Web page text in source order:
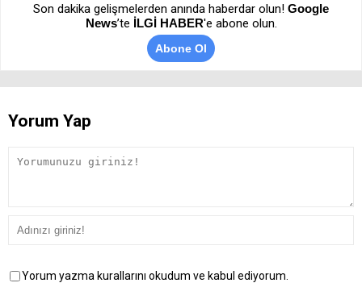
Son dakika gelişmelerden anında haberdar olun! Google
News’te İLGİ HABER'e abone olun.
Abone Ol
Yorum Yap
Yorum yazma kurallarını okudum ve kabul ediyorum.